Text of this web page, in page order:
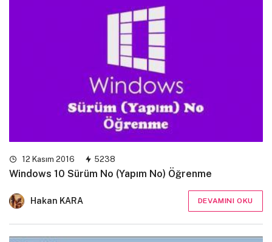
12 Kasım 2016 5238
Windows 10 Sürüm No (Yapım No) Öğrenme
Hakan KARA DEVAMINI OKU